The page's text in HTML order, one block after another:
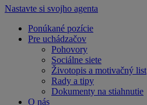
Nastavte si svojho agenta
Ponúkané pozície
Pre uchádzačov
Pohovory
Sociálne siete
Životopis a motivačný list
Rady a tipy
Dokumenty na stiahnutie
O nás